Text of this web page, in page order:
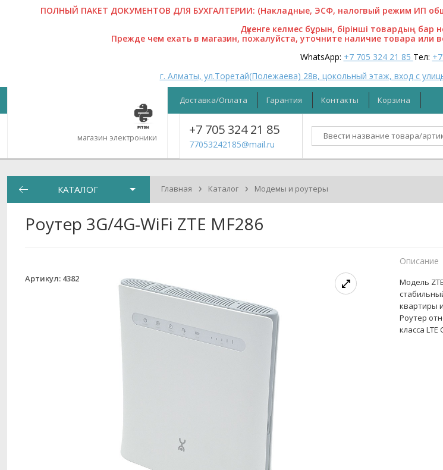
ПОЛНЫЙ ПАКЕТ ДОКУМЕНТОВ ДЛЯ БУХГАЛТЕРИИ: (Накладные, ЭСФ, налогвый режим ИП
Дүкенге келмес бұрын, бірінші товардың бар
Прежде чем ехать в магазин, пожалуйста, уточните наличие товара
WhatsApp: +7 705 324 21 85 Тел:
г. Алматы, ул.Торетай(Полежаева) 28в, цокольный этаж, вход с
магазин электроники
Доставка/Оплата Гарантия Контакты Корзина
+7 705 324 21 85
77053242185@mail.ru
КАТАЛОГ Главная › Каталог › Модемы и роутеры
Роутер 3G/4G-WiFi ZTE MF286
Артикул: 4382
Описание
Модель
квартиры
Роутер
класса LTE